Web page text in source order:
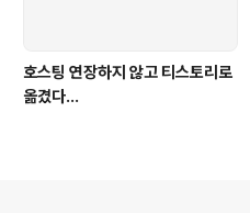
호스팅 연장하지 않고 티스토리로
옮겼다...